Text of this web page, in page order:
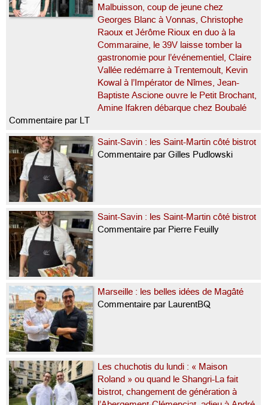
Malbuisson, coup de jeune chez
Georges Blanc à Vonnas, Christophe
Raoux et Jérôme Rioux en duo à la
Commaraine, le 39V laisse tomber la
gastronomie pour l’événementiel, Claire
Vallée redémarre à Trentemoult, Kevin
Kowal à l’Impérator de Nîmes, Jean-
Baptiste Ascione ouvre le Petit Brochant,
Amine Ifakren débarque chez Boubalé
Commentaire par LT
Saint-Savin : les Saint-Martin côté bistrot
Commentaire par Gilles Pudlowski
Saint-Savin : les Saint-Martin côté bistrot
Commentaire par Pierre Feuilly
Marseille : les belles idées de Magâté
Commentaire par LaurentBQ
Les chuchotis du lundi : « Maison
Roland » ou quand le Shangri-La fait
bistrot, changement de génération à